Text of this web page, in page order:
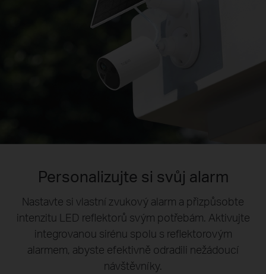
Upřednostněte to důležité
Definujte zóny aktivity specifické pro osoby.
Filtrujte rušivé prvky, jako jsou třepotající se listy, a
dostávejte upozornění v reálném čase na skutečné
bezpečnostní hrozby.
Personalizujte si svůj alarm
Nastavte si vlastní zvukový alarm a přizpůsobte
intenzitu LED reflektorů svým potřebám. Aktivujte
integrovanou sirénu spolu s reflektorovým
alarmem, abyste efektivně odradili nežádoucí
návštěvníky.